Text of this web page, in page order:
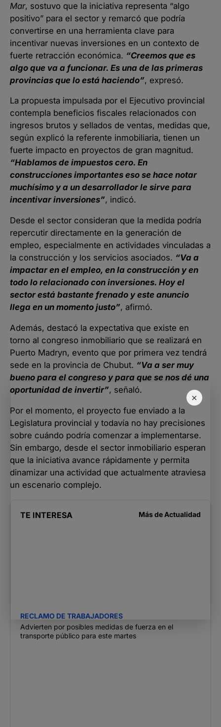
×
Mar, sostuvo que la iniciativa representa “algo
positivo” para el sector y remarcó que podría
convertirse en una herramienta clave para
incentivar nuevas inversiones en un contexto de
fuerte retracción económica. “Creemos que es
algo que va a funcionar. Es una de las primeras
provincias que lo está haciendo”, expresó.
La propuesta impulsada por el Ejecutivo provincial
contempla beneficios fiscales relacionados con
ingresos brutos y sellados de ventas, medidas que,
según explicó la referente inmobiliaria, tienen un
fuerte impacto en proyectos de gran magnitud.
“Hablamos de impuestos cero. En
construcciones importantes eso se hace notar
muchísimo y a un desarrollador le sirve para
incentivar inversiones”, indicó.
Desde el sector consideran que la medida podría
repercutir directamente en la generación de
empleo, especialmente en actividades vinculadas a
la construcción y los servicios asociados. “Va a
impactar en el empleo, en la construcción y en
todo lo relacionado con inversiones. Hoy el
sector está bastante frenado y este anuncio
llega en un momento justo”, afirmó.
Además, destacó la expectativa que existe en
torno al congreso inmobiliario que se realizará en
Puerto Madryn, evento que por primera vez tendrá
sede en la provincia de Chubut. “Va a ser muy
bueno para el congreso y para que se nos dé una
oportunidad de invertir”, señaló.
Por el momento, el proyecto fue enviado a la
Legislatura provincial y todavía no hay precisiones
sobre cuándo podría comenzar a implementarse.
Sin embargo, desde el sector inmobiliario esperan
que la iniciativa avance rápidamente y permita
dinamizar una actividad que actualmente atraviesa
un escenario complejo.
TE INTERESA Más de Actualidad
RECLAMO DE TRABAJADORES
Advierten por posibles medidas de fuerza en el
transporte público para este martes